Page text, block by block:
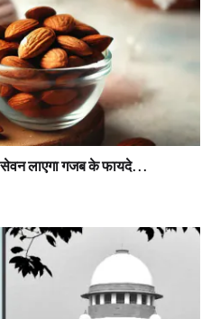
लाएगा गजब के फायदे...